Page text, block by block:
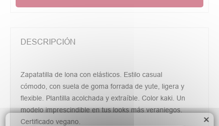
DESCRIPCIÓN
Zapatatilla de lona con elásticos. Estilo casual
cómodo, con suela de goma forrada de yute, ligera y
flexible. Plantilla acolchada y extraíble. Color kaki. Un
modelo imprescindible en tus looks más veraniegos.
Certificado vegano.
×